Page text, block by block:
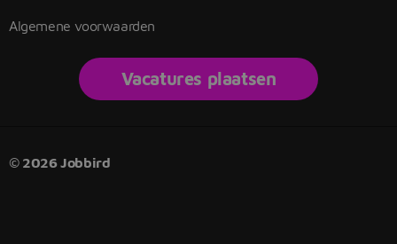
Algemene voorwaarden
Vacatures plaatsen
© 2026 Jobbird